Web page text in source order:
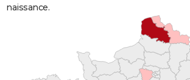
naissance.